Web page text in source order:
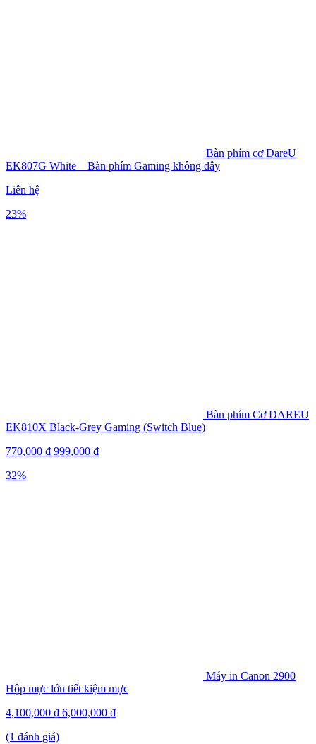
Bàn phím cơ DareU
EK807G White – Bàn phím Gaming không dây
Liên hệ
23%
Bàn phím Cơ DAREU
EK810X Black-Grey Gaming (Switch Blue)
770,000 ₫ 999,000 ₫
32%
Máy in Canon 2900
Hộp mực lớn tiết kiệm mực
4,100,000 ₫ 6,000,000 ₫
(1 đánh giá)